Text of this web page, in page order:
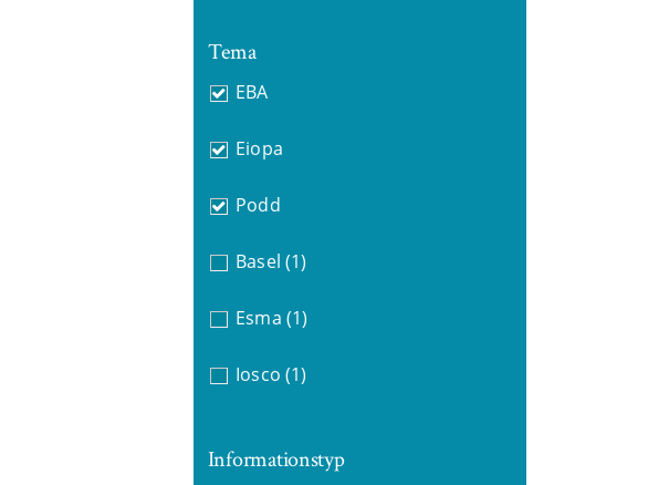
Tema
EBA
Eiopa
Podd
Basel (1)
Esma (1)
Iosco (1)
Informationstyp